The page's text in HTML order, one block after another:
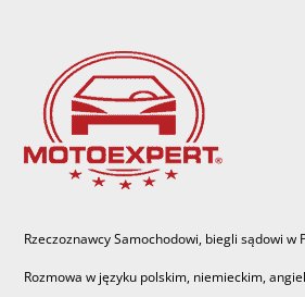
Rzeczoznawcy Samochodowi, biegli sądowi w
Rozmowa w języku polskim, niemieckim,